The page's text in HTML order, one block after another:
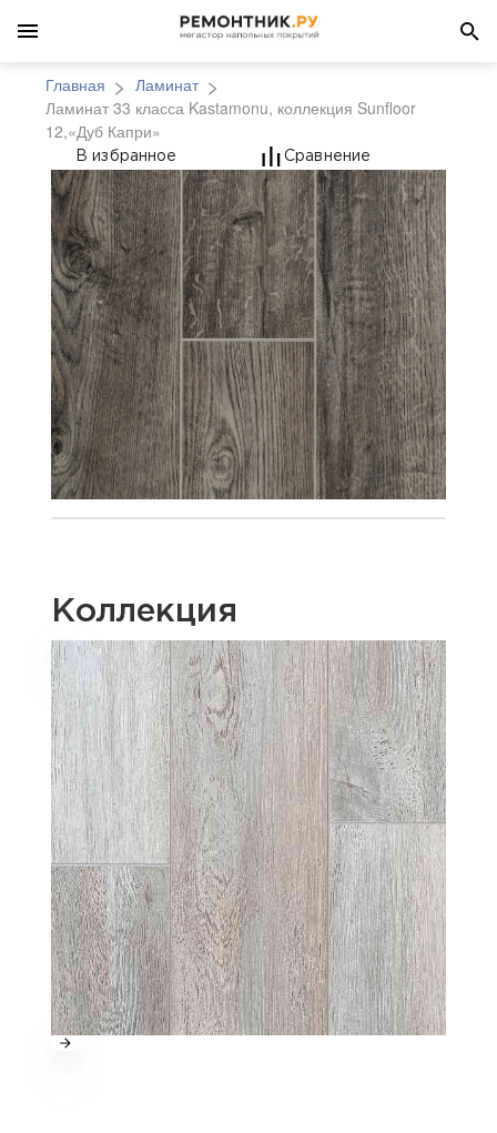
Главная
Ламинат
Ламинат 33 класса Kastamonu, коллекция Sunfloor
12,«Дуб Капри»
Ламинат 33 класса
В избранное Сравнение
Коллекция